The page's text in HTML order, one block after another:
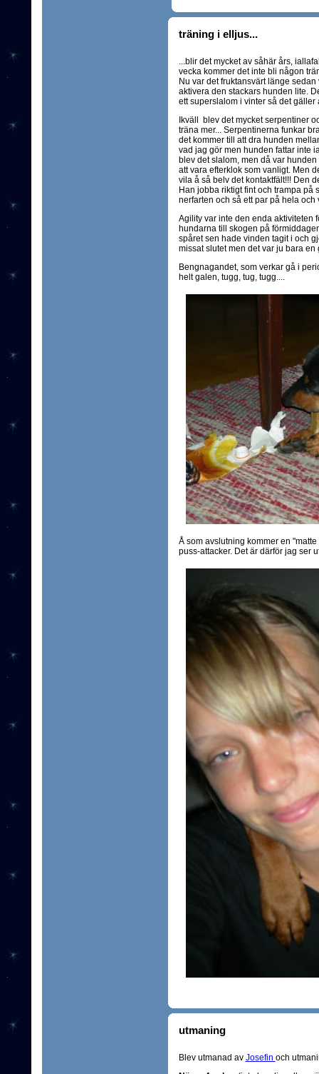
träning i elljus...
...blir det mycket av såhär års,
vecka kommer det inte bli någon
Nu var det fruktansvärt länge
aktivera den stackars hunden lite.
ett superslalom i vinter så det gäller
Ikväll blev det mycket serpentiner
träna mer... Serpentinerna funkar
det kommer till att dra hunden
vad jag gör men hunden fattar inte
blev det slalom, men då var
att vara efterklok som vanligt. Men
vila å så belv det kontaktfält!!! Den
Han jobba riktigt fint och trampa på
nerfarten och så ett par på hela
Agility var inte den enda aktiviteten
hundarna till skogen på
spåret sen hade vinden tagit i och
missat slutet men det var ju bara
Bengnagandet, som verkar gå i
helt galen, tugg, tug, tugg....
Å som avslutning kommer en
puss-attacker. Det är därför jag ser
utmaning
Blev utmanad av Josefin och